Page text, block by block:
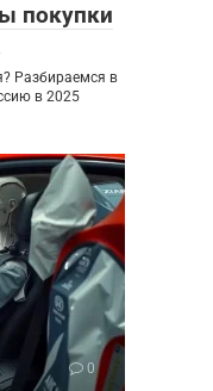
покупки
Разбираемся в
в 2025
0